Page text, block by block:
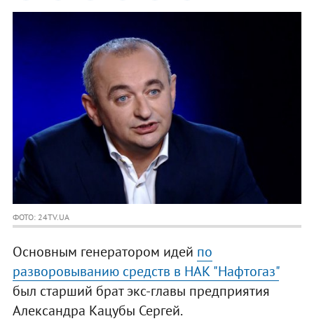
ФОТО: 24TV.UA
Основным генератором идей по
разворовыванию средств в НАК "Нафтогаз"
был старший брат экс-главы предприятия
Александра Кацубы Сергей.